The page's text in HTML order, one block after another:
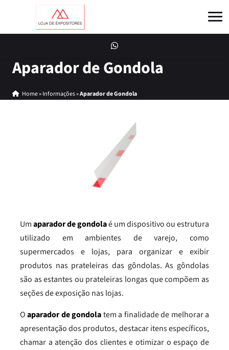
Aparador de Gondola
Home»Informações»Aparador de Gondola
Umaparador de gondolaé um dispositivo ou estrutura
utilizado em ambientes de varejo, como
supermercados e lojas, para organizar e exibir
produtos nas prateleiras das gôndolas. As gôndolas
são as estantes ou prateleiras longas que compõem as
seções de exposição nas lojas.
Oaparador de gondolatem a finalidade de melhorar a
apresentação dos produtos, destacar itens específicos,
chamar a atenção dos clientes e otimizar o espaço de